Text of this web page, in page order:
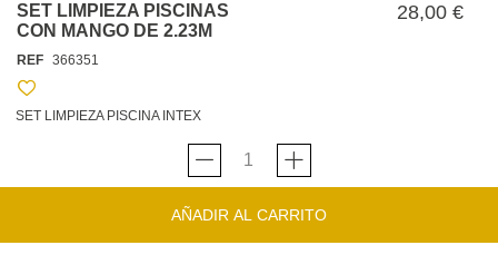
SET LIMPIEZA PISCINAS
CON MANGO DE 2.23M
28,00 €
REF 366351
SET LIMPIEZA PISCINA INTEX
AÑADIR AL CARRITO
SOBRE NOSOTROS
TRABAJA CON NOSOTROS
SOSTENIBILIDAD
FAQ'S
PROTECCIÓN DE DATOS
CONDICIONES GENERALES DE VENTA
hômaCONDICIONES DE LA TARJETA
CONTACTO
FORMULARIO DE CONTACTO